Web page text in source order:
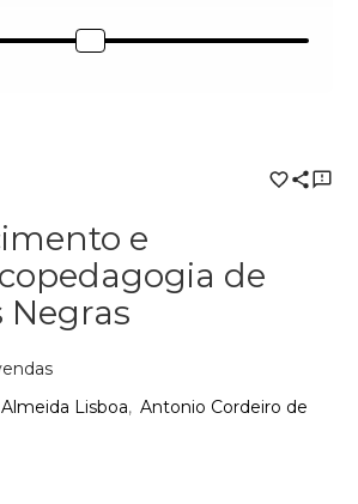
e
de
Negras
Lisboa
Antonio Cordeiro de